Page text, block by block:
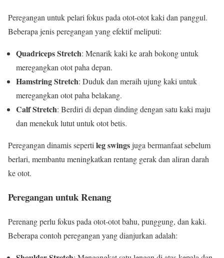
Peregangan untuk pelari fokus pada otot-otot kaki dan panggul.
Beberapa jenis peregangan yang efektif meliputi:
Quadriceps Stretch: Menarik kaki ke arah bokong untuk
meregangkan otot paha depan.
Hamstring Stretch: Duduk dan meraih ujung kaki untuk
meregangkan otot paha belakang.
Calf Stretch: Berdiri di depan dinding dengan satu kaki maju
dan menekuk lutut untuk otot betis.
Peregangan dinamis seperti leg swingsjuga bermanfaat sebelum
berlari, membantu meningkatkan rentang gerak dan aliran darah
ke otot.
Peregangan untuk Renang
Perenang perlu fokus pada otot-otot bahu, punggung, dan kaki.
Beberapa contoh peregangan yang dianjurkan adalah: